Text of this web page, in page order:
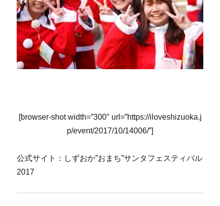
[browser-shot width=”300″ url=”https://iloveshizuoka.j
p/event/2017/10/14006/”]
公式サイト：しずおか”おまち”サンタフェスティバル
2017